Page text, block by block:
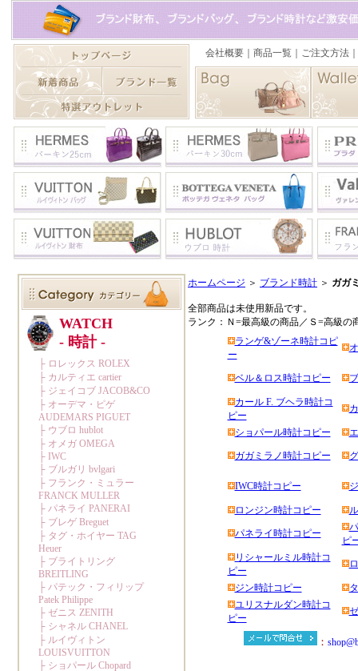
ホームページ ＞ ブランド時計 ＞ ガガ
全部商品は未使用新品です。
ランク：Ｎ=最高級の商品／Ｓ=高級の
ランゲ&ゾーネ時計コピ
ー
ベル＆ロス時計コピー
カール F. ブヘラ時計コ
ピー
ショパール時計コピー
ガガミラノ時計コピー
IWC時計コピー
ロンジン時計コピー
パネライ時計コピー
ピ
リシャールミル時計コ
ピー
ジン時計コピー
ユリスナルダン時計コ
ピー